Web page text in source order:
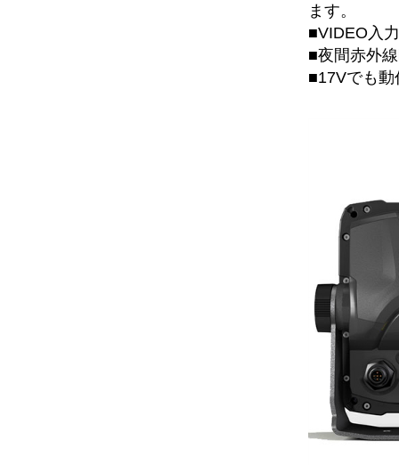
ます。
■VIDEO入
■夜間赤外
■17Vでも動